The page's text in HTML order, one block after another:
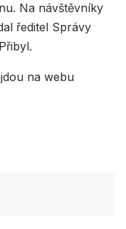
Na návštěvníky
ředitel Správy
na webu